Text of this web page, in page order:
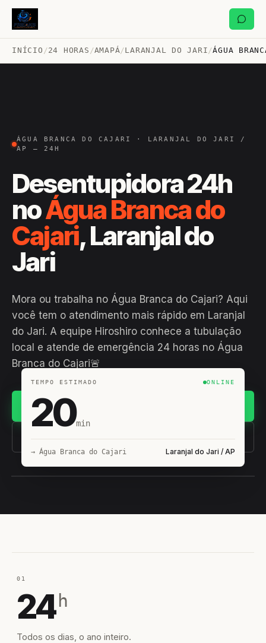
INÍCIO /24 HORAS /AMAPÁ/LARANJAL DO JARI /ÁGUA
ÁGUA BRANCA DO CAJARI · LARANJAL DO JARI /
AP — 24H
Desentupidora 24h
noÁgua Branca do
Cajari, Laranjal do
Jari
Mora ou trabalha no Água Branca do Cajari? Aqui
você tem o atendimento mais rápido em Laranjal
do Jari. A equipe Hiroshiro conhece a tubulação
local e atende de emergência 24 horas no Água
Branca do Cajari🚨
(11) 93407-8838
TEMPO ESTIMADO ONLINE
20min
→ Água Branca do Cajari Laranjal do Jari / AP
01
24 h
Todos os dias, o ano inteiro.